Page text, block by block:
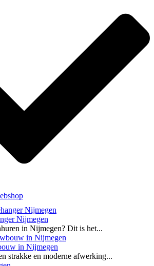
Nijmegen
in Nijmegen? Dit is het...
in Nijmegen
strakke en moderne afwerking...